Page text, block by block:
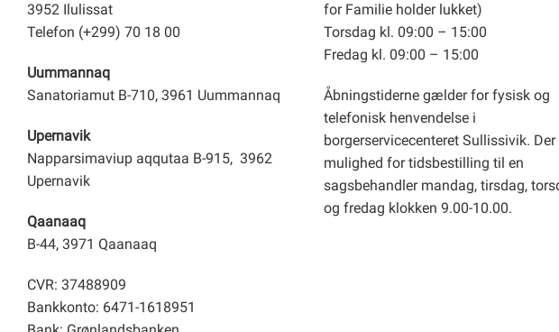
3952 Ilulissat
Telefon (+299) 70 18 00
Uummannaq
Sanatoriamut B-710, 3961 Uummannaq
Upernavik
Napparsimaviup aqqutaa B-915, 3962
Upernavik
Qaanaaq
B-44, 3971 Qaanaaq
CVR: 37488909
Bankkonto: 6471-1618951
for Familie holder lukket)
Torsdag kl. 09:00 – 15:00
Fredag kl. 09:00 – 15:00
Åbningstiderne gælder for fysisk og
telefonisk henvendelse i
borgerservicecenteret Sullissivik. Der
mulighed for tidsbestilling til en
sagsbehandler mandag, tirsdag,
og fredag klokken 9.00-10.00.